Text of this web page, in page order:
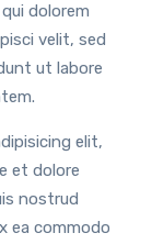
dolorem
velit, sed
ut labore
elit,
et dolore
nostrud
ea commodo